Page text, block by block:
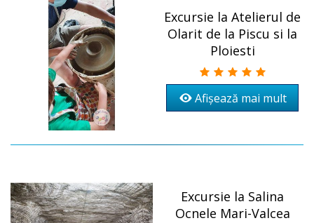
Excursie la Atelierul de
Olarit de la Piscu si la
Ploiesti
Afișează mai mult
Excursie la Salina
Ocnele Mari-Valcea